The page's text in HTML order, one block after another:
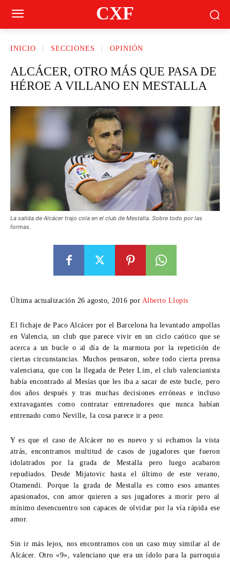
CXF
INICIO SECCIONES OPINIÓN
ALCÁCER, OTRO MÁS QUE PASA DE
HÉROE A VILLANO EN MESTALLA
La salida de Alcácer trajo cola en el club de Mestalla. Sobre todo por las
formas.
Última actualización 26 agosto, 2016 por Alberto Llopis
El fichaje de Paco Alcácer por el Barcelona ha levantado ampollas
en Valencia, un club que parece vivir en un ciclo caótico que se
acerca a un bucle o al día de la marmota por la repetición de
ciertas circunstancias. Muchos pensaron, sobre todo cierta prensa
valenciana, que con la llegada de Peter Lim, el club valencianista
había encontrado al Mesías que les iba a sacar de este bucle, pero
dos años después y tras muchas decisiones erróneas e incluso
extravagantes como contratar entrenadores que nunca habían
entrenado como Neville, la cosa parece ir a peor.
Y es que el caso de Alcácer no es nuevo y si echamos la vista
atrás, encontramos multitud de casos de jugadores que fueron
idolatrados por la grada de Mestalla pero luego acabaron
repudiados. Desde Mijatovic hasta el último de este verano,
Otamendi. Porque la grada de Mestalla es como esos amantes
apasionados, con amor quieren a sus jugadores a morir pero al
mínimo desencuentro son capaces de olvidar por la vía rápida ese
amor.
Sin ir más lejos, nos encontramos con un caso muy similar al de
Alcácer. Otro «9», valenciano que era un ídolo para la parroquia